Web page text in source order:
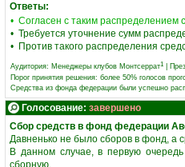
Ответы:
• Согласен с таким
• Требуется уточнение сумм
• Против такого распределения
Аудитория: Менеджеры клубов Монтсеррат1
Порог принятия решения: более 50% голосов
Средства из фонда федерации были успешно
Голосование: завершено
Сбор средств в фонд федерации
Давненько не было сборов в фонд, а
В данном случае, в первую
сборную.